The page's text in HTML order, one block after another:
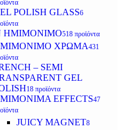
POLISH GLASS6
ΗΜΙΜΟΝΙΜΟ518 προϊόντα
ΧΡΩΜΑ431
– SEMI
GEL
18 προϊόντα
EFFECTS47
JUICY MAGNET8